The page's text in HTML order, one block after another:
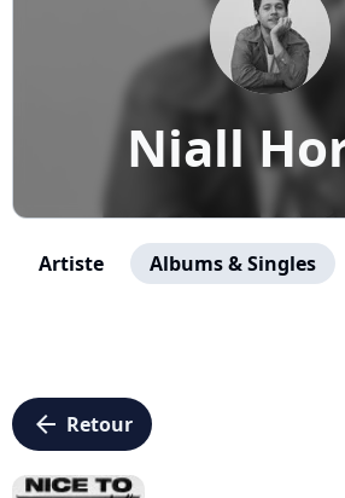
Niall
Artiste Albums & Singles
arrow_left Retour